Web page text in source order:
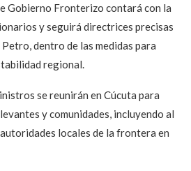
Gobierno Fronterizo contará con la
y seguirá directrices precisas
dentro de las medidas para
regional.
se reunirán en Cúcuta para
y comunidades, incluyendo al
locales de la frontera en